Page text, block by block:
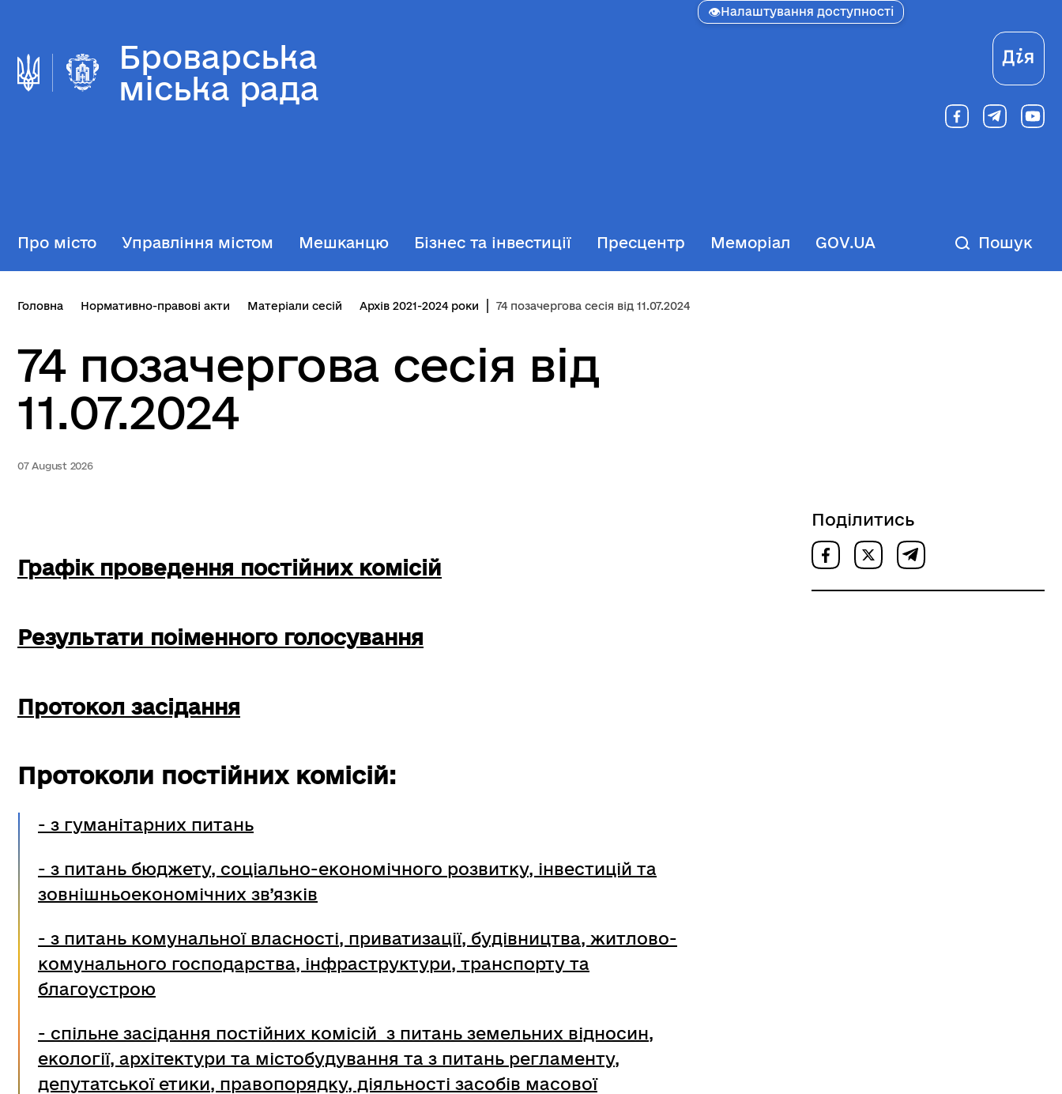
Броварська
міська рада
👁Налаштування доступності
Про місто Управління містом Мешканцю Бізнес та інвестиції Пресцентр Меморіал GOV.UA Пошук
Головна Нормативно-правові акти Матеріали сесій Архів 2021-2024 роки 74 позачергова сесія від 11.07.2024
74 позачергова сесія від
11.07.2024
07 August 2026
Графік проведення постійних комісій
Результати поіменного голосування
Протокол засідання
Протоколи постійних комісій:
- з гуманітарних питань
- з питань бюджету, соціально-економічного розвитку, інвестицій та
зовнішньоекономічних зв’язків
- з питань комунальної власності, приватизації, будівництва, житлово-
комунального господарства, інфраструктури, транспорту та
благоустрою
- спільне засідання постійних комісій з питань земельних відносин,
екології, архітектури та містобудування та з питань регламенту,
депутатської етики, правопорядку, діяльності засобів масової
Поділитись